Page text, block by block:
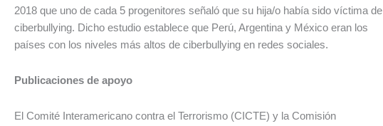
2018 que uno de cada 5 progenitores señaló que su hija/o había sido víctima de
ciberbullying. Dicho estudio establece que Perú, Argentina y México eran los
países con los niveles más altos de ciberbullying en redes sociales.
Publicaciones de apoyo
El Comité Interamericano contra el Terrorismo (CICTE) y la Comisión